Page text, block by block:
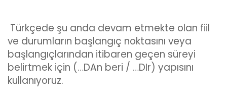
Türkçede şu anda devam etmekte olan fiil
ve durumların başlangıç noktasını veya
başlangıçlarından itibaren geçen süreyi
belirtmek için (…DAn beri / …DIr) yapısını
kullanıyoruz.